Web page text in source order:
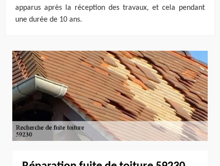
apparus après la réception des travaux, et cela pendant
une durée de 10 ans.